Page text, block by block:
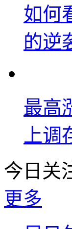
如何
的逆
最高
上调
今日关
更多